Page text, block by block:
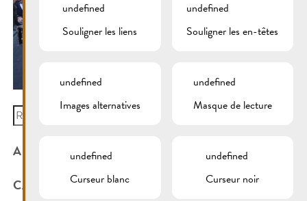
Search
for:
ARCHIVES
CATÉGORIES
undefined
Souligner les liens
undefined
Souligner les en-têtes
undefined
Images alternatives
undefined
Masque de lecture
undefined
Curseur blanc
undefined
Curseur noir